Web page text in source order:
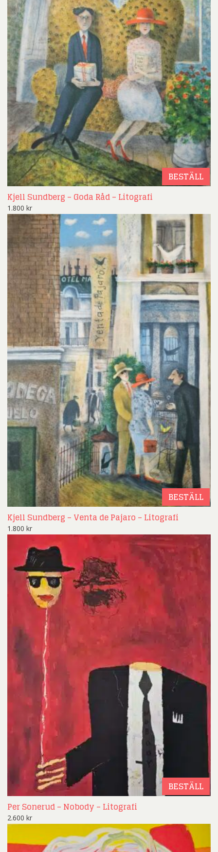
BESTÄLL
Kjell Sundberg – Goda Råd – Litografi
1.800 kr
BESTÄLL
Kjell Sundberg – Venta de Pajaro – Litografi
1.800 kr
BESTÄLL
Per Sonerud – Nobody – Litografi
2.600 kr